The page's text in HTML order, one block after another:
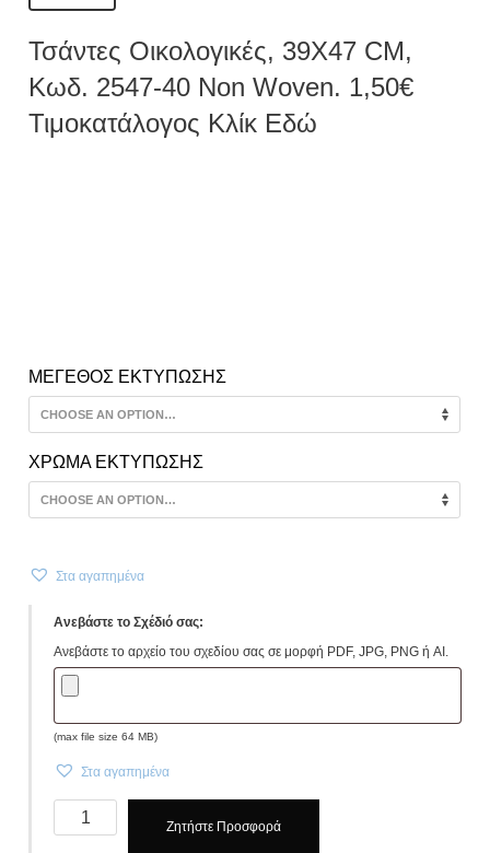
Τσάντες Οικολογικές, 39X47 CM,
Κωδ. 2547-40 Non Woven. 1,50€
Τιμοκατάλογος Κλίκ Εδώ
ΜΕΓΕΘΟΣ ΕΚΤΥΠΩΣΗΣ
ΧΡΩΜΑ ΕΚΤΥΠΩΣΗΣ
Στα αγαπημένα
Ανεβάστε το Σχέδιό σας:
Ανεβάστε το αρχείο του σχεδίου σας σε μορφή PDF, JPG, PNG ή AI.
(max file size 64 MB)
Στα αγαπημένα
Τσάντες
Οικολογικές,
Ζητήστε Προσφορά